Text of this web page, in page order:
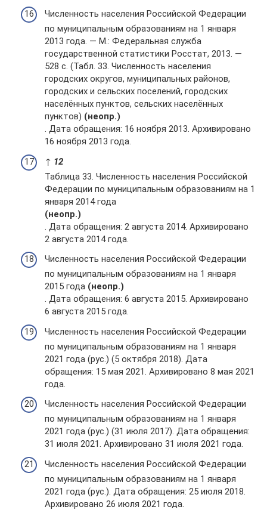
Численность населения Российской Федерации
по муниципальным образованиям на 1 января
2013 года. — М.: Федеральная служба
государственной статистики Росстат, 2013. —
528 с. (Табл. 33. Численность населения
городских округов, муниципальных районов,
городских и сельских поселений, городских
населённых пунктов, сельских населённых
пунктов) (неопр.)
. Дата обращения: 16 ноября 2013. Архивировано
16 ноября 2013 года.
↑ 12
Таблица 33. Численность населения Российской
Федерации по муниципальным образованиям на 1
января 2014 года
(неопр.)
. Дата обращения: 2 августа 2014. Архивировано
2 августа 2014 года.
Численность населения Российской Федерации
по муниципальным образованиям на 1 января
2015 года (неопр.)
. Дата обращения: 6 августа 2015. Архивировано
6 августа 2015 года.
Численность населения Российской Федерации
по муниципальным образованиям на 1 января
2021 года (рус.) (5 октября 2018). Дата
обращения: 15 мая 2021. Архивировано 8 мая 2021
года.
Численность населения Российской Федерации
по муниципальным образованиям на 1 января
2021 года (рус.) (31 июля 2017). Дата обращения:
31 июля 2021. Архивировано 31 июля 2021 года.
Численность населения Российской Федерации
по муниципальным образованиям на 1 января
2021 года (рус.). Дата обращения: 25 июля 2018.
Архивировано 26 июля 2021 года.